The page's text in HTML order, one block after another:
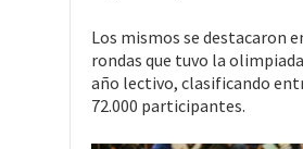
Los mismos se destacaron
rondas que tuvo la
año lectivo, clasificando
72.000 participantes.